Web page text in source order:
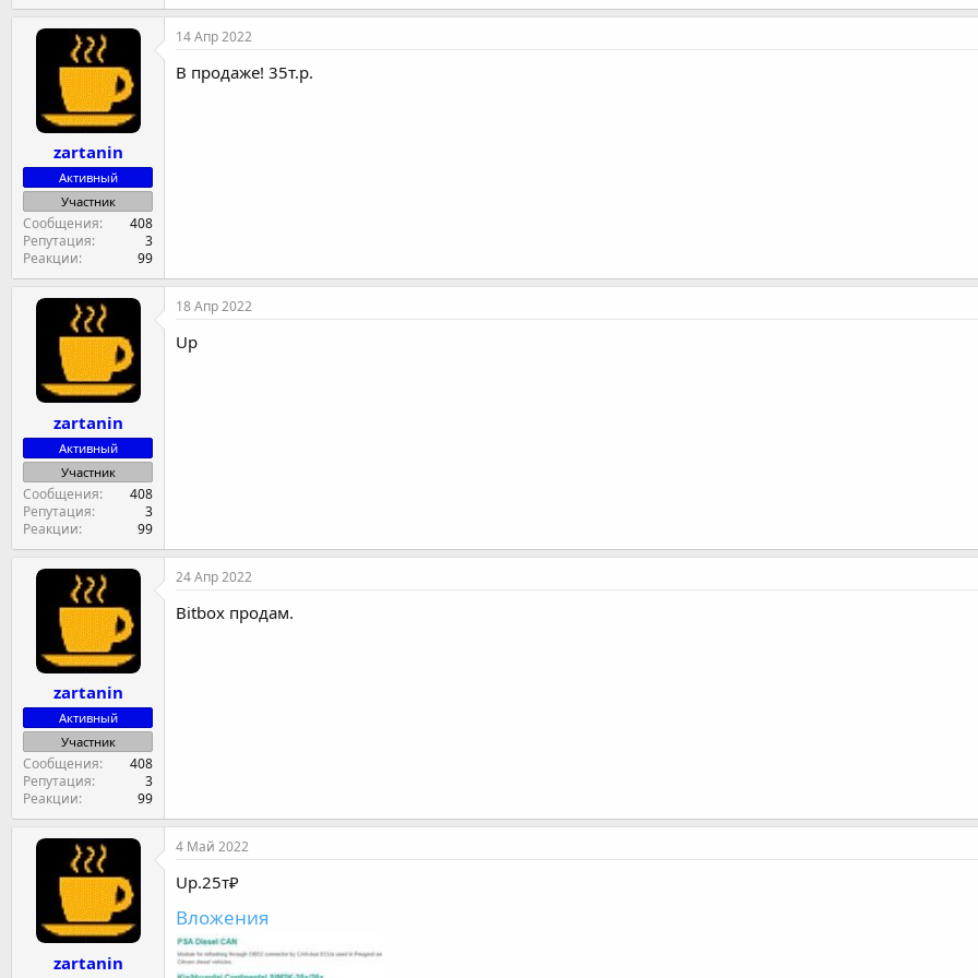
zartanin
Активный
Участник
Сообщения
408
Репутация
3
Реакции
99
14 Апр 2022
В продаже! 35т.р.
zartanin
Активный
Участник
Сообщения
408
Репутация
3
Реакции
99
18 Апр 2022
Up
zartanin
Активный
Участник
Сообщения
408
Репутация
3
Реакции
99
24 Апр 2022
Bitbox продам.
zartanin
4 Май 2022
Up.25т₽
Вложения